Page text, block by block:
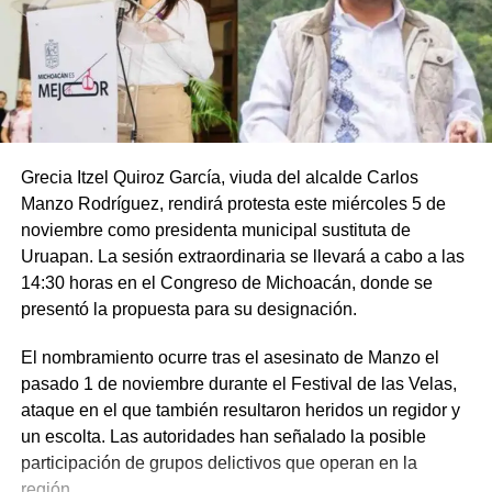
Grecia Itzel Quiroz García, viuda del alcalde Carlos
Manzo Rodríguez, rendirá protesta este miércoles 5 de
noviembre como presidenta municipal sustituta de
Uruapan. La sesión extraordinaria se llevará a cabo a las
14:30 horas en el Congreso de Michoacán, donde se
presentó la propuesta para su designación.
El nombramiento ocurre tras el asesinato de Manzo el
pasado 1 de noviembre durante el Festival de las Velas,
ataque en el que también resultaron heridos un regidor y
un escolta. Las autoridades han señalado la posible
participación de grupos delictivos que operan en la